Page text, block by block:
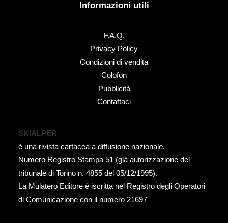
Informazioni utili
F.A.Q.
Privacy Policy
Condizioni di vendita
Colofon
Pubblicità
Contattaci
SKIALPER
è una rivista cartacea a diffusione nazionale.
Numero Registro Stampa 51 (già autorizzazione del
tribunale di Torino n. 4855 del 05/12/1995).
La Mulatero Editore è iscritta nel Registro degli Operatori
di Comunicazione con il numero 21697